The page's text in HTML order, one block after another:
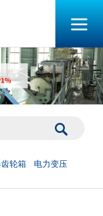
轮箱 电力变压